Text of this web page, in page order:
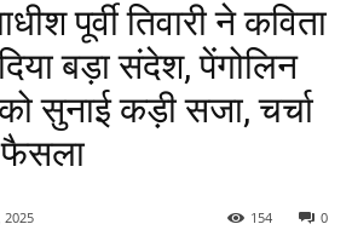
पूर्वी तिवारी ने कविता
बड़ा संदेश, पेंगोलिन
सुनाई कड़ी सजा, चर्चा
फैसला
2025 0
154